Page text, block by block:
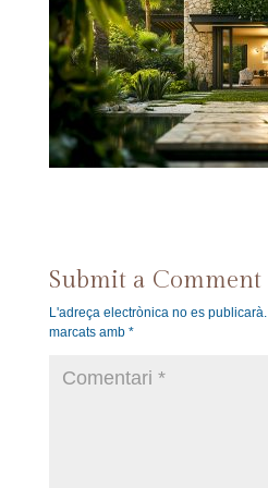
Submit a Comment
L'adreça electrònica no es publicarà.
marcats amb *